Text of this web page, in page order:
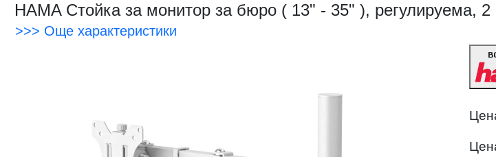
HAMA Стойка за монитор за бюро ( 13" - 35" ), регулируема,
>>> Още характеристики